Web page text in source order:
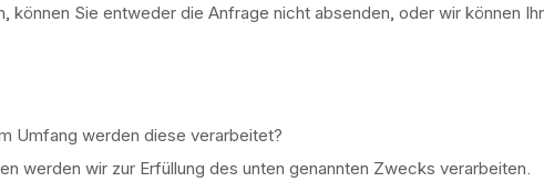
Sie entweder die Anfrage nicht absenden, oder wir können
Umfang werden diese verarbeitet?
werden wir zur Erfüllung des unten genannten Zwecks verarbeiten.